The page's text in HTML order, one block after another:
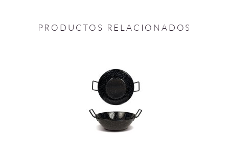
PRODUCTOS RELACIONADOS